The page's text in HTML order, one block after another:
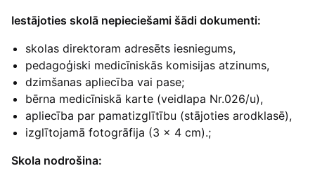
Iestājoties skolā nepieciešami šādi dokumenti:
skolas direktoram adresēts iesniegums,
pedagoģiski medicīniskās komisijas atzinums,
dzimšanas apliecība vai pase;
bērna medicīniskā karte (veidlapa Nr.026/u),
apliecība par pamatizglītību (stājoties arodklasē),
izglītojamā fotogrāfija (3 x 4 cm).;
Skola nodrošina: